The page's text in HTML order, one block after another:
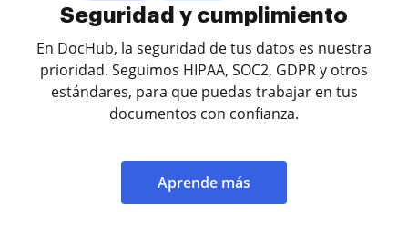
Seguridad y cumplimiento
En DocHub, la seguridad de tus datos es nuestra
prioridad. Seguimos HIPAA, SOC2, GDPR y otros
estándares, para que puedas trabajar en tus
documentos con confianza.
Aprende más